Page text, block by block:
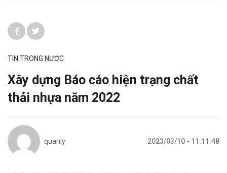
TIN TRONG NƯỚC
Xây dựng Báo cáo hiện trạng chất
thải nhựa năm 2022
quanly 2023/03/10 - 11:11:48